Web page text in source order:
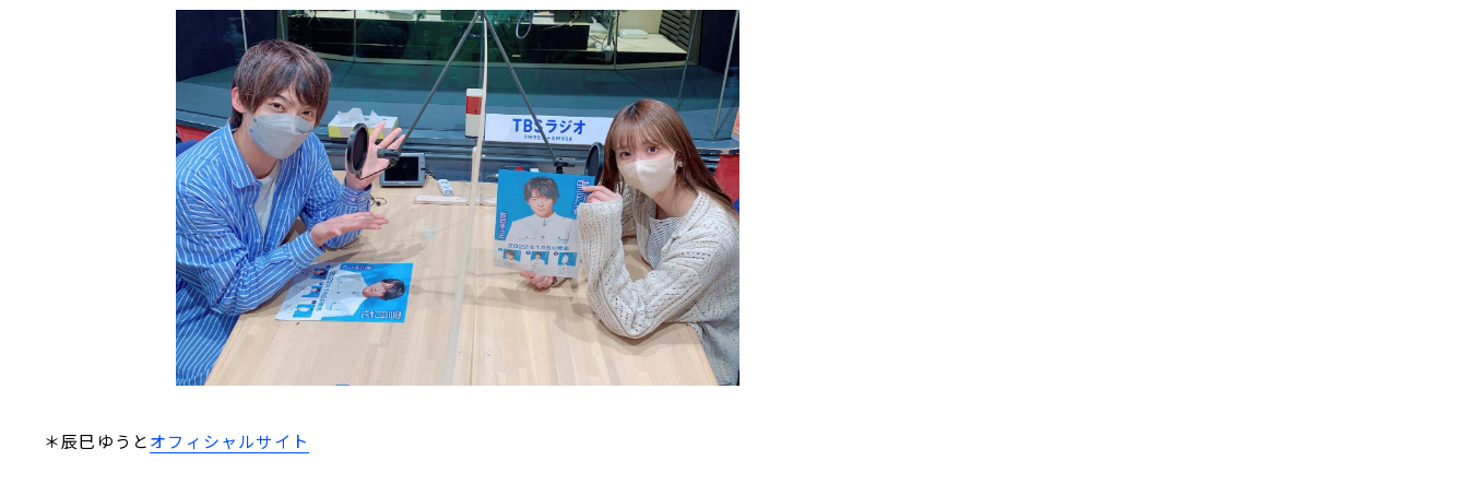
＊辰巳ゆうとオフィシャルサイト